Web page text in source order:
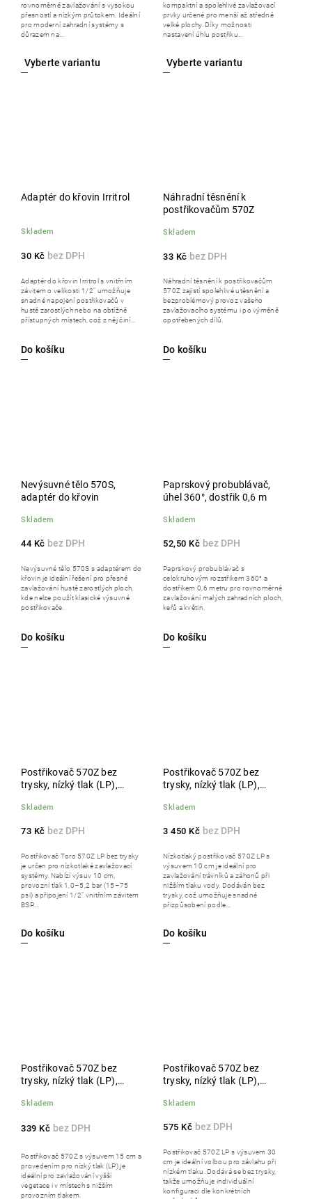
rovnoměrné zavlažování s vysokou
přesností a nízkým průtokem. Ideální
pro moderní zahradní systémy s
důrazem na...
kompaktní a spolehlivé zavlažovací
prvky určené pro menší až středně
velké plochy. Díky možnosti
nastavení úhlu postřiku...
Adaptér do křovin Irritrol
Skladem
30 Kč
Do košíku
Adaptér do křovin Irritrol s vnitřním
závitem o velikosti 1/2" umožňuje
snadné napojení postřikovačů v
hustě zarostlých nebo na obtížně
přístupných místech, což z něj činí...
Náhradní těsnění k
postřikovačům 570Z
Skladem
33 Kč
Do košíku
Náhradní těsnění k postřikovačům
570Z zajistí spolehlivé utěsnění a
bezproblémový provoz vašeho
zavlažovacího systému i po výměně
opotřebených dílů.
Nevýsuvné tělo 570S,
adaptér do křovin
Skladem
44 Kč
Do košíku
Nevýsuvné tělo 570S s adaptérem do
křovin je ideální řešení pro přesné
zavlažování hustě zarostlých ploch,
kde nelze použít klasické výsuvné
postřikovače.
Paprskový probublávač,
úhel 360°, dostřik 0,6 m
Skladem
52,50 Kč
Do košíku
Paprskový probublávač s
celokruhovým rozstřikem 360° a
dostřikem 0,6 metru pro rovnoměrné
zavlažování malých zahradních ploch,
keřů a květin.
Postřikovač 570Z bez
trysky, nízký tlak (LP),
Skladem
73 Kč
Do košíku
Postřikovač Toro 570Z LP bez trysky
je určen pro nízkotlaké zavlažovací
systémy. Nabízí výsuv 10 cm,
provozní tlak 1,0–5,2 bar (15–75
psi) a připojení 1/2" vnitřním závitem
BSP....
Postřikovač 570Z bez
trysky, nízký tlak (LP),
Skladem
3 450 Kč
Do košíku
Nízkotlaký postřikovač 570Z LP s
výsuvem 10 cm je ideální pro
zavlažování trávníků a záhonů při
nižším tlaku vody. Dodáván bez
trysky, což umožňuje snadné
přizpůsobení podle...
Postřikovač 570Z bez
trysky, nízký tlak (LP),
Skladem
339 Kč
Postřikovač 570Z s výsuvem 15 cm a
provedením pro nízký tlak (LP) je
ideální pro zavlažování vyšší
vegetace i v místech s nižším
provozním tlakem.
Postřikovač 570Z bez
trysky, nízký tlak (LP),
Skladem
575 Kč
Postřikovač 570Z LP s výsuvem 30
cm je ideální volbou pro závlahu při
nízkém tlaku. Dodává se bez trysky,
takže umožňuje individuální
konfiguraci dle konkrétních